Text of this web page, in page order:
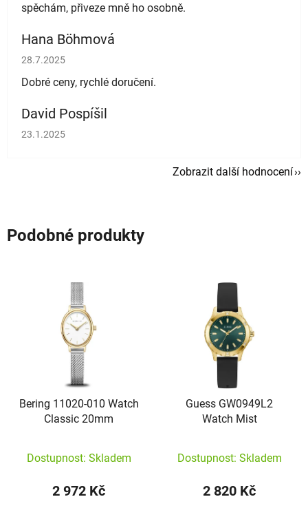
spěchám, přiveze mně ho osobně.
Hana Böhmová
Hodnocení obchodu je 5 z 5 hvězdiček.
28.7.2025
Dobré ceny, rychlé doručení.
David Pospíšil
Hodnocení obchodu je 5 z 5 hvězdiček.
23.1.2025
Zobrazit další hodnocení
Podobné produkty
Bering 11020-010 Watch
Classic 20mm
Dostupnost: Skladem
2 972 Kč
Guess GW0949L2
Watch Mist
Dostupnost: Skladem
2 820 Kč